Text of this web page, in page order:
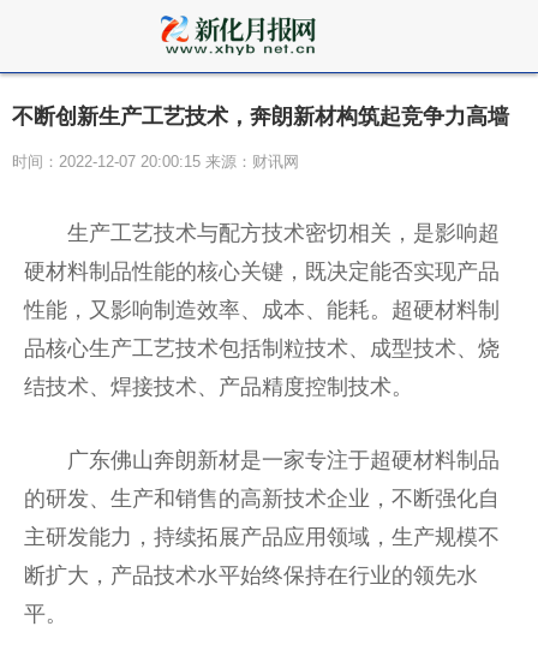
不断创新生产工艺技术，奔朗新材构筑起竞争力高墙
时间：2022-12-07 20:00:15 来源：财讯网
生产工艺技术与配方技术密切相关，是影响超
硬材料制品性能的核心关键，既决定能否实现产品
性能，又影响制造效率、成本、能耗。超硬材料制
品核心生产工艺技术包括制粒技术、成型技术、烧
结技术、焊接技术、产品精度控制技术。
广东佛山奔朗新材是一家专注于超硬材料制品
的研发、生产和销售的高新技术企业，不断强化自
主研发能力，持续拓展产品应用领域，生产规模不
断扩大，产品技术水平始终保持在行业的领先水
平。